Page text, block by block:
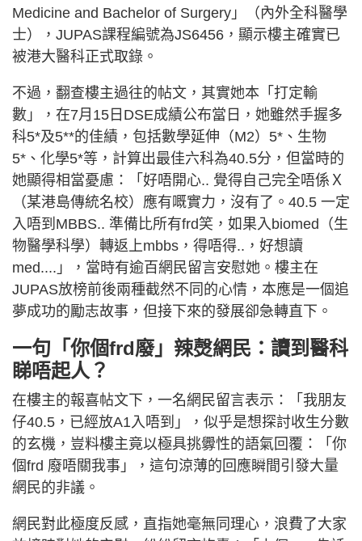
Medicine and Bachelor of Surgery」（內外全科醫學
士），JUPAS課程編號為JS6456，顯示樓主確實已
被港大醫科正式取錄。
不過，翻查樓主過往的帖文，其實她本「打定輸
數」，在7月15日DSE成績公布當日，她雖然手握多
科5*及5**的佳績，包括數學延伸（M2）5*、生物
5*、化學5*等，計算出最佳六科為40.5分，但當時的
她顯得相當憂慮：「好唔開心.. 覺得自己完全唔係Ｘ
（某港島傳統名校）應有嘅實力，沒有了。40.5 一定
入唔到MBBS.. 準備比所有frd笑，如果入biomed（生
物醫學科學）轉返上mbbs，得唔得..，好想讀
med....」，當時有逾百網民留言安慰她。樓主在
JUPAS放榜前後兩種截然不同的心情，本應是一個追
夢成功的勵志故事，但接下來的發展卻急轉直下。
一句「你個frd廢」辣㷫網民：讀到醫科
睇唔起人？
在樓主的報喜帖文下，一名網民留言表示：「我朋友
仔40.5，已經放A1入唔到」，似乎是想探討收生分數
的玄機，豈料樓主竟以極具挑釁性的語氣回覆：「你
個frd 廢唔關我事」，這句涼薄的回應瞬間引發大量
網民的非議。
網民對此極度反感，直指她毫無同理心，浪費了大家